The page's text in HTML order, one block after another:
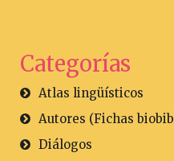
Categorías
Atlas lingüísticos
Autores (Fichas
Diálogos